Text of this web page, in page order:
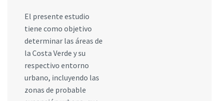
El presente estudio
tiene como objetivo
determinar las áreas de
la Costa Verde y su
respectivo entorno
urbano, incluyendo las
zonas de probable